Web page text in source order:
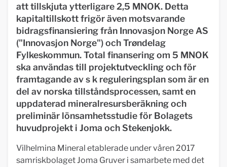
att tillskjuta ytterligare 2,5 MNOK. Detta
kapitaltillskott frigör även motsvarande
bidragsfinansiering från Innovasjon Norge AS
("Innovasjon Norge") och Trøndelag
Fylkeskommun. Total finansering om 5 MNOK
ska användas till projektutveckling och för
framtagande av s k reguleringsplan som är en
del av norska tillståndsprocessen, samt en
uppdaterad mineralresursberäkning och
preliminär lönsamhetsstudie för Bolagets
huvudprojekt i Joma och Stekenjokk.
Vilhelmina Mineral etablerade under våren 2017
samriskbolaget Joma Gruver i samarbete med det